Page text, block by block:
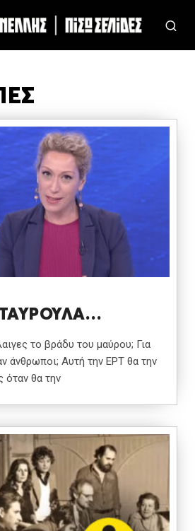
το βράδυ του μαύρου; Για
άνθρωποι; Αυτή την ΕΡΤ θα την
όταν θα την